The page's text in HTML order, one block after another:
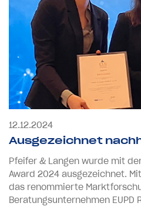
12.12.2024
Ausgezeichnet
Pfeifer & Langen wurde mit
Award 2024 ausgezeichnet.
das renommierte
Beratungsunternehmen EUPD